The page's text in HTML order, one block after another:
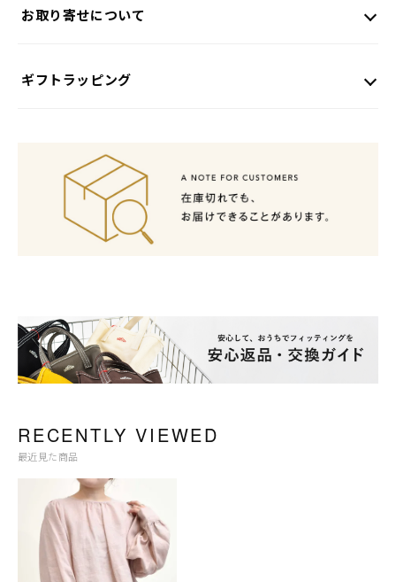
お取り寄せについて
ギフトラッピング
RECENTLY VIEWED
最近見た商品